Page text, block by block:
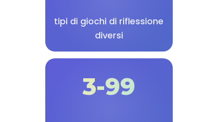
tipi di giochi di riflessione
diversi
3-99